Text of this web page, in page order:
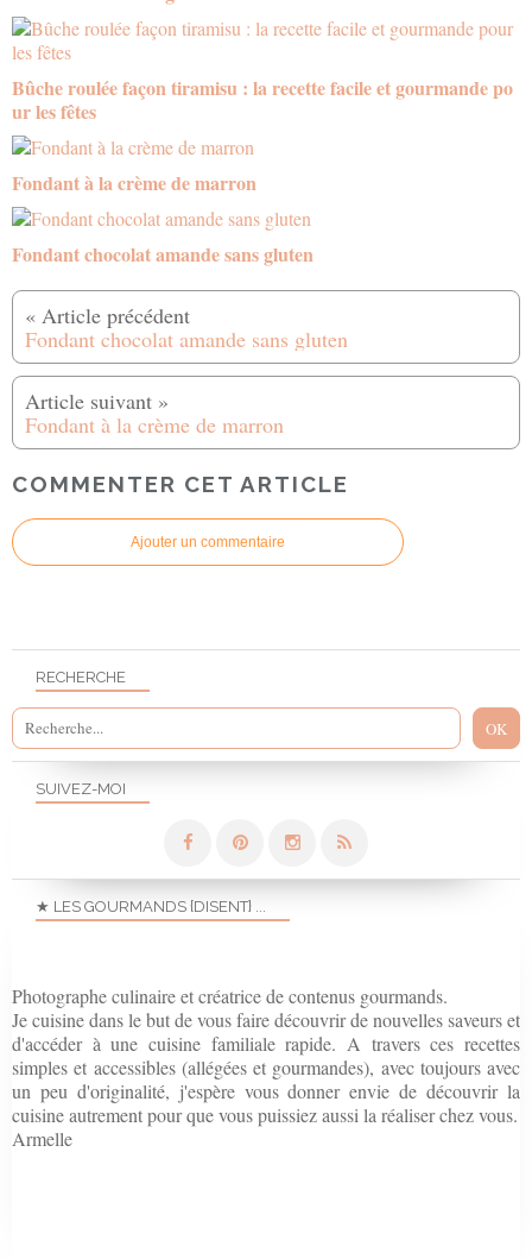
Bûche roulée façon tiramisu : la recette facile et gourmande po
ur les fêtes
Fondant à la crème de marron
Fondant chocolat amande sans gluten
Fondant chocolat amande sans gluten
Fondant à la crème de marron
COMMENTER CET ARTICLE
Ajouter un commentaire
SUIVEZ-MOI
RECHERCHE
★ LES GOURMANDS {DISENT} ...
Photographe culinaire et créatrice de contenus gourmands.
Je cuisine dans le but de vous faire découvrir de nouvelles saveurs et
d'accéder à une cuisine familiale rapide. A travers ces recettes
simples et accessibles (allégées et gourmandes), avec toujours avec
un peu d'originalité, j'espère vous donner envie de découvrir la
cuisine autrement pour que vous puissiez aussi la réaliser chez vous.
Armelle